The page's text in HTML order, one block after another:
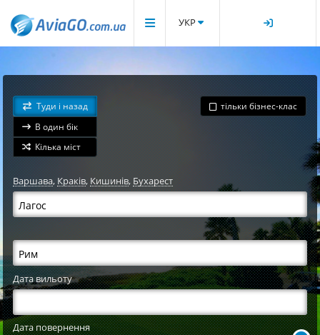
УКР
Туди і назад
В один бік
Кілька міст
тільки бізнес-клас
Варшава, Краків,Кишинів,Бухарест
Дата вильоту
Дата повернення